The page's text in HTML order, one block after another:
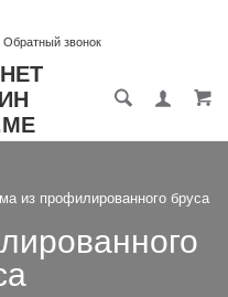
Обратный звонок
из профилированного бруса